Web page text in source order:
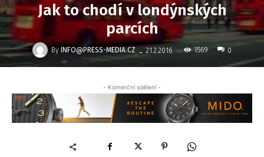
Jak to chodí v londýnských
parcích
By INFO@PRESS-MEDIA.CZ - 21.2.2016 1569 0
- Komerční sdělení -